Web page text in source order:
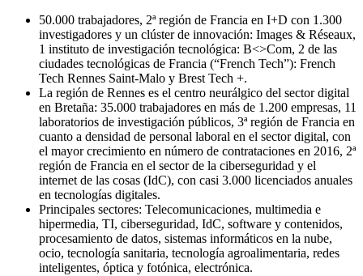
50.000 trabajadores, 2ª región de Francia en I+D con 1.300
investigadores y un clúster de innovación: Images & Réseaux,
1 instituto de investigación tecnológica: B<>Com, 2 de las
ciudades tecnológicas de Francia (“French Tech”): French
Tech Rennes Saint-Malo y Brest Tech +.
La región de Rennes es el centro neurálgico del sector digital
en Bretaña: 35.000 trabajadores en más de 1.200 empresas, 11
laboratorios de investigación públicos, 3ª región de Francia en
cuanto a densidad de personal laboral en el sector digital, con
el mayor crecimiento en número de contrataciones en 2016, 2ª
región de Francia en el sector de la ciberseguridad y el
internet de las cosas (IdC), con casi 3.000 licenciados anuales
en tecnologías digitales.
Principales sectores: Telecomunicaciones, multimedia e
hipermedia, TI, ciberseguridad, IdC, software y contenidos,
procesamiento de datos, sistemas informáticos en la nube,
ocio, tecnología sanitaria, tecnología agroalimentaria, redes
inteligentes, óptica y fotónica, electrónica.